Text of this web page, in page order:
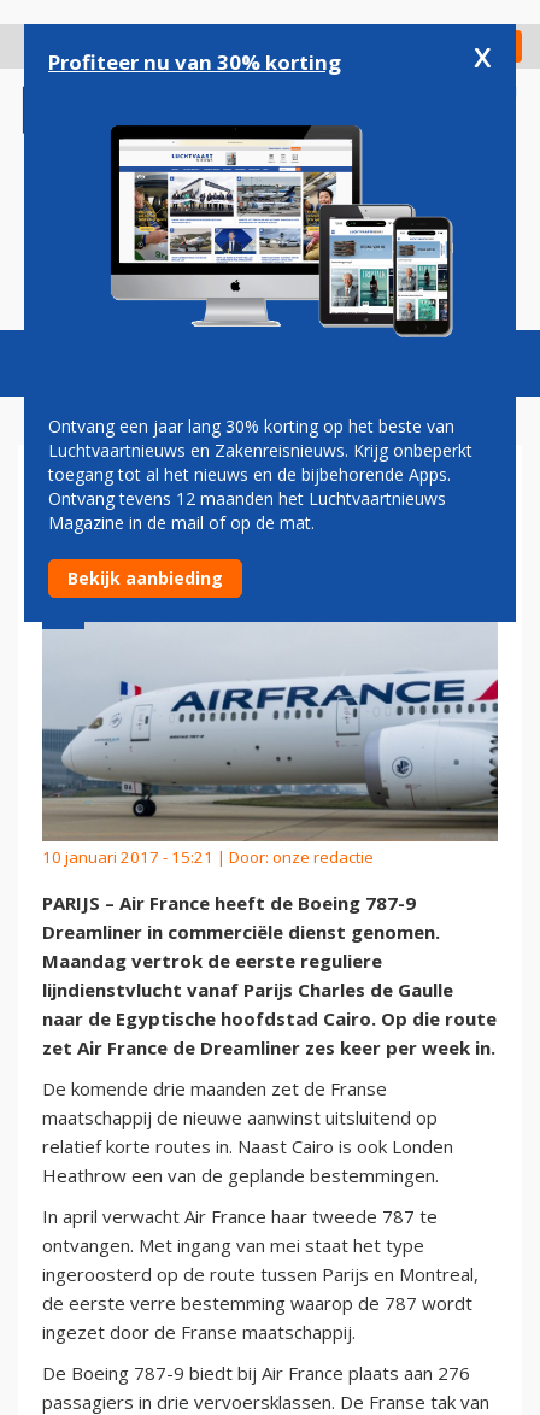
gaan
Check in
Magazine Podcasts Vacatures
AIR FRANCE STELT BOEING
787 IN COMMERCIËLE DIENST
10 januari 2017 - 15:21 | Door: onze redactie
PARIJS – Air France heeft de Boeing 787-9
Dreamliner in commerciële dienst genomen.
Maandag vertrok de eerste reguliere
lijndienstvlucht vanaf Parijs Charles de Gaulle
naar de Egyptische hoofdstad Cairo. Op die route
zet Air France de Dreamliner zes keer per week in.
De komende drie maanden zet de Franse
maatschappij de nieuwe aanwinst uitsluitend op
relatief korte routes in. Naast Cairo is ook Londen
Heathrow een van de geplande bestemmingen.
In april verwacht Air France haar tweede 787 te
ontvangen. Met ingang van mei staat het type
ingeroosterd op de route tussen Parijs en Montreal,
de eerste verre bestemming waarop de 787 wordt
ingezet door de Franse maatschappij.
De Boeing 787-9 biedt bij Air France plaats aan 276
passagiers in drie vervoersklassen. De Franse tak van
Profiteer nu van 30% korting x
Ontvang een jaar lang 30% korting op het beste van
Luchtvaartnieuws en Zakenreisnieuws. Krijg onbeperkt
toegang tot al het nieuws en de bijbehorende Apps.
Ontvang tevens 12 maanden het Luchtvaartnieuws
Magazine in de mail of op de mat.
Bekijk aanbieding